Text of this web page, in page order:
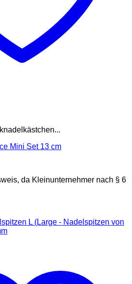
Mini Set 13 cm
da Kleinunternehmer nach § 6